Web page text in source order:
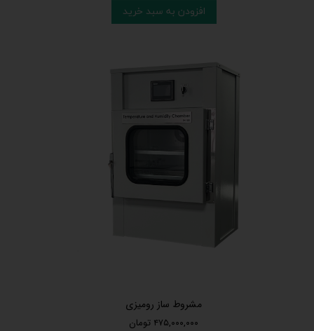
افزودن به سبد خرید
مشروط ساز رومیزی
۴۷۵,۰۰۰,۰۰۰ تومان